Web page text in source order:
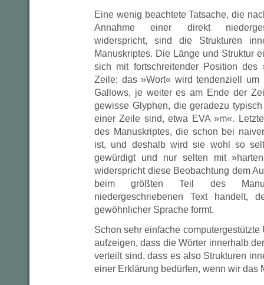
Eine wenig beachtete Tatsache, die
Annahme einer direkt
widerspricht, sind die Strukturen
Manuskriptes. Die Länge und Struktur
sich mit fortschreitender Position des
Zeile; das »Wort« wird tendenziell um
Gallows, je weiter es am Ende der
gewisse Glyphen, die geradezu
einer Zeile sind, etwa EVA »m«.
des Manuskriptes, die schon bei
ist, und deshalb wird sie wohl so
gewürdigt und nur selten mit
widerspricht diese Beobachtung dem
beim größten Teil des
niedergeschriebenen Text handelt,
gewöhnlicher Sprache formt.
Schon sehr einfache
aufzeigen, dass die Wörter innerhalb
verteilt sind, dass es also Strukturen
einer Erklärung bedürfen, wenn wir das